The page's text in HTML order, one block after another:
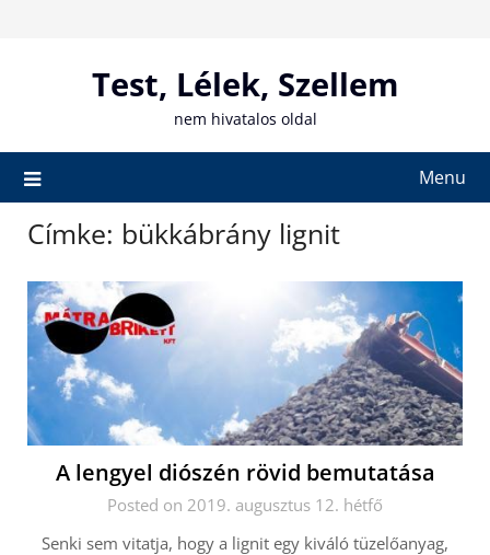
Test, Lélek, Szellem
nem hivatalos oldal
Menu
Címke: bükkábrány lignit
A lengyel diószén rövid bemutatása
Posted on 2019. augusztus 12. hétfő
Senki sem vitatja, hogy a lignit egy kiváló tüzelőanyag,